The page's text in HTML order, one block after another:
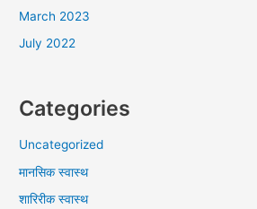
March 2023
July 2022
Categories
Uncategorized
मानसिक स्वास्थ
शारिरीक स्वास्थ